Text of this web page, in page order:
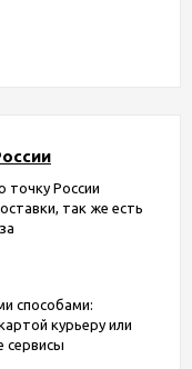
точку России
так же есть
способами:
курьеру или
сервисы